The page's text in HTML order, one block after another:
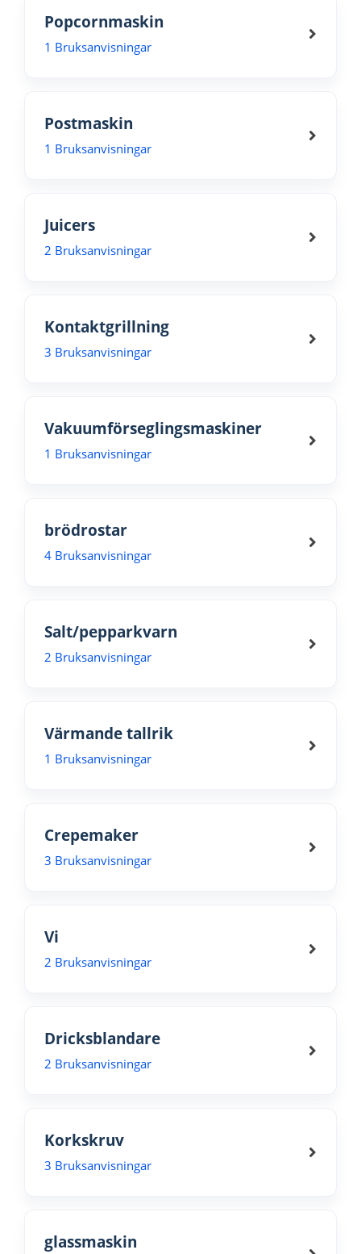
Popcornmaskin
1 Bruksanvisningar
Postmaskin
1 Bruksanvisningar
Juicers
2 Bruksanvisningar
Kontaktgrillning
3 Bruksanvisningar
Vakuumförseglingsmaskiner
1 Bruksanvisningar
brödrostar
4 Bruksanvisningar
Salt/pepparkvarn
2 Bruksanvisningar
Värmande tallrik
1 Bruksanvisningar
Crepemaker
3 Bruksanvisningar
Vi
2 Bruksanvisningar
Dricksblandare
2 Bruksanvisningar
Korkskruv
3 Bruksanvisningar
glassmaskin